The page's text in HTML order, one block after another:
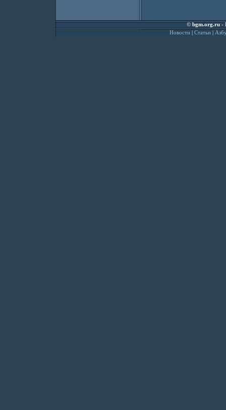
©bgm.org.ru-
Новости|Статьи|